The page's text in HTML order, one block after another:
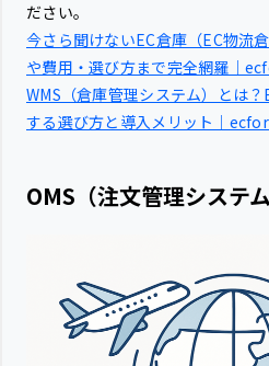
ださい。
今さら聞けないEC倉庫（EC物流
や費用・選び方まで完全網羅｜
WMS（倉庫管理システム）とは
する選び方と導入メリット｜
OMS（注文管理システ